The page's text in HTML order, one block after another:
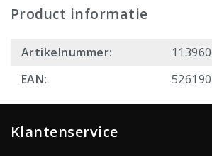
Product informatie
Artikelnummer:
EAN:
Klantenservice